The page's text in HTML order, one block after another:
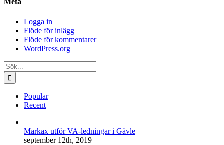
Meta
Logga in
Flöde för inlägg
Flöde för kommentarer
WordPress.org
Sök
efter:
Popular
Recent
Markax utför VA-ledningar i Gävle
september 12th, 2019